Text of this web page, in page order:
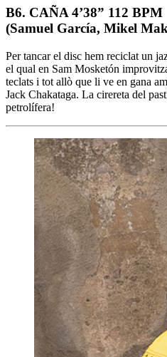
B6. CAÑA 4’38” 112 BPM
(Samuel García, Mikel
Per tancar el disc hem reciclat un
el qual en Sam Mosketón
teclats i tot allò que li ve en gana
Jack Chakataga. La cirereta del
petrolífera!